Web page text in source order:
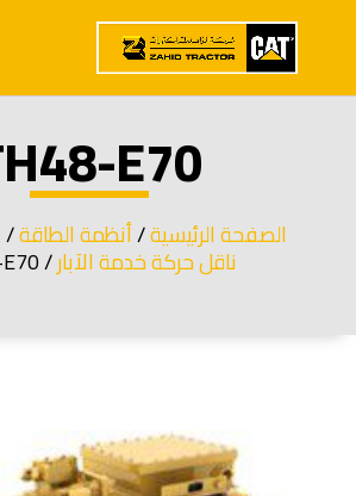
E70
الصفحة الرئيسية/أنظمة الطاقة/
ناقل حركة خدمة الآبار/ TH48-E70